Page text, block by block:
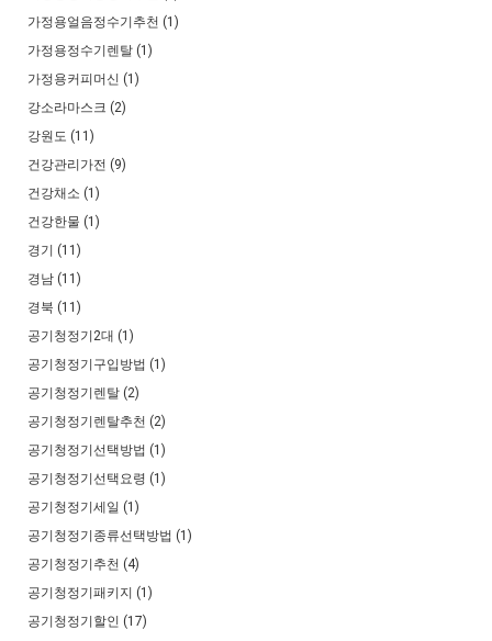
가정용얼음정수기추천 (1)
가정용정수기렌탈 (1)
가정용커피머신 (1)
강소라마스크 (2)
강원도 (11)
건강관리가전 (9)
건강채소 (1)
건강한물 (1)
경기 (11)
경남 (11)
경북 (11)
공기청정기2대 (1)
공기청정기구입방법 (1)
공기청정기렌탈 (2)
공기청정기렌탈추천 (2)
공기청정기선택방법 (1)
공기청정기선택요령 (1)
공기청정기세일 (1)
공기청정기종류선택방법 (1)
공기청정기추천 (4)
공기청정기패키지 (1)
공기청정기할인 (17)